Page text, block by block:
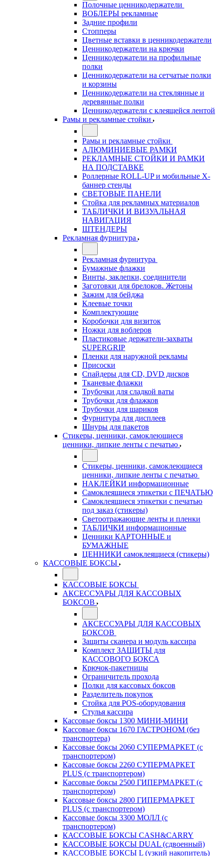
Полочные ценникодержатели
ВОБЛЕРЫ рекламные
Задние профили
Стопперы
Цветные вставки в ценникодержатели
Ценникодержатели на крючки
Ценникодержатели на профильные
полки
Ценникодержатели на сетчатые полки
и корзины
Ценникодержатели на стеклянные и
деревянные полки
Ценникодержатели с клеящейся лентой
Рамы и рекламные стойки
Рамы и рекламные стойки
АЛЮМИНИЕВЫЕ РАМКИ
РЕКЛАМНЫЕ СТОЙКИ И РАМКИ
НА ПОДСТАВКЕ
Роллерные ROLL-UP и мобильные X-
баннер стенды
СВЕТОВЫЕ ПАНЕЛИ
Стойка для рекламных материалов
ТАБЛИЧКИ И ВИЗУАЛЬНАЯ
НАВИГАЦИЯ
ШТЕНДЕРЫ
Рекламная фурнитура
Рекламная фурнитура
Бумажные флажки
Винты, заклепки, соединители
Заготовки для брелоков. Жетоны
Зажим для бейджа
Клеевые точки
Комплектующие
Коробочки для визиток
Ножки для воблеров
Пластиковые держатели-захваты
SUPERGRIP
Пленки для наружной рекламы
Присоски
Спайдеры для CD, DVD дисков
Тканевые флажки
Трубочки для сладкой ваты
Трубочки для флажков
Трубочки для шариков
Фурнитура для дисплеев
Шнуры для пакетов
Стикеры, ценники, самоклеющиеся
ценники, липкие ленты с печатью
Стикеры, ценники, самоклеющиеся
ценники, липкие ленты с печатью
НАКЛЕЙКИ информационные
Самоклеящиеся этикетки с ПЕЧАТЬЮ
Самоклеящиеся этикетки с печатью
под заказ (стикеры)
Светоотражающие ленты и пленки
ТАБЛИЧКИ информационные
Ценники КАРТОННЫЕ и
БУМАЖНЫЕ
ЦЕННИКИ самоклеящиеся (стикеры)
КАССОВЫЕ БОКСЫ
КАССОВЫЕ БОКСЫ
АКСЕССУАРЫ ДЛЯ КАССОВЫХ
БОКСОВ
АКСЕССУАРЫ ДЛЯ КАССОВЫХ
БОКСОВ
Защиты сканера и модуль кассира
Комплект ЗАЩИТЫ для
КАССОВОГО БОКСА
Крючок-пакетницы
Ограничитель прохода
Полки для кассовых боксов
Разделитель покупок
Стойка для POS-оборудования
Стулья кассира
Кассовые боксы 1300 МИНИ-МИНИ
Кассовые боксы 1670 ГАСТРОНОМ (без
транспортера)
Кассовые боксы 2060 СУПЕРМАРКЕТ (с
транспортером)
Кассовые боксы 2260 СУПЕРМАРКЕТ
PLUS (с транспортером)
Кассовые боксы 2500 ГИПЕРМАРКЕТ (с
транспортером)
Кассовые боксы 2800 ГИПЕРМАРКЕТ
PLUS (с транспортером)
Кассовые боксы 3300 МОЛЛ (с
транспортером)
КАССОВЫЕ БОКСЫ CASH&CARRY
КАССОВЫЕ БОКСЫ DUAL (сдвоенный)
КАССОВЫЕ БОКСЫ L (узкий накопитель)